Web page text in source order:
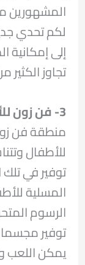
المشهورين
لكم تحدي
إلى
تجاوز الكثير
3- فن زون للأطفال
منطقة فن
للأطفال
توفير في
المسلية
الرسوم
توفير
يمكن